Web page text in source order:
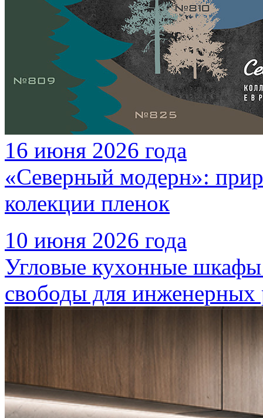
16 июня 2026 года
«Северный модерн»:
колекции пленок
10 июня 2026 года
Угловые кухонные
свободы для